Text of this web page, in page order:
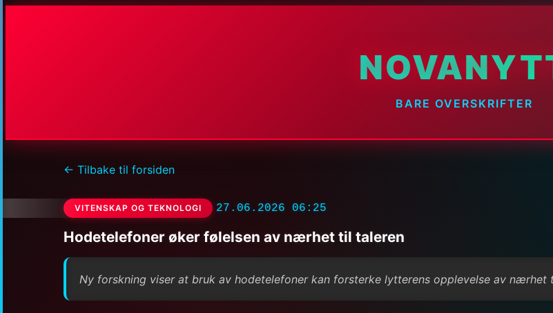
BARE OVERSKRIFTER
← Tilbake til forsiden
VITENSKAP OG TEKNOLOGI 27.06.2026 06:25
Hodetelefoner øker følelsen av nærhet til taleren
Ny forskning viser at bruk av hodetelefoner kan forsterke lytterens opplevelse av